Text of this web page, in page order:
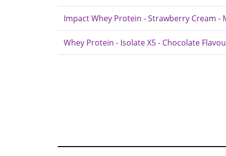
Impact Whey Protein - Strawberry Cream -
Whey Protein - Isolate X5 - Chocolate